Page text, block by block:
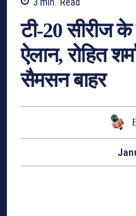
टी-20 सीरीज के
ऐलान, रोहित
सैमसन बाहर